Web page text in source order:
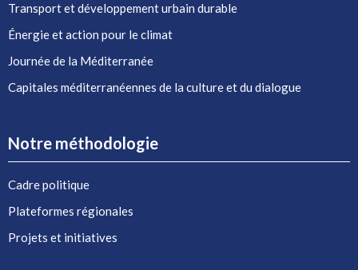
Transport et développement urbain durable
Énergie et action pour le climat
Journée de la Méditerranée
Capitales méditerranéennes de la culture et du dialogue
Notre méthodologie
Cadre politique
Plateformes régionales
Projets et initiatives